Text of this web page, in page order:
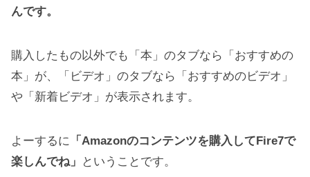
んです。
購入したもの以外でも「本」のタブなら「おすすめの
本」が、「ビデオ」のタブなら「おすすめのビデオ」
や「新着ビデオ」が表示されます。
よーするに 「Amazonのコンテンツを購入してFire7で
楽しんでね」
ということです。